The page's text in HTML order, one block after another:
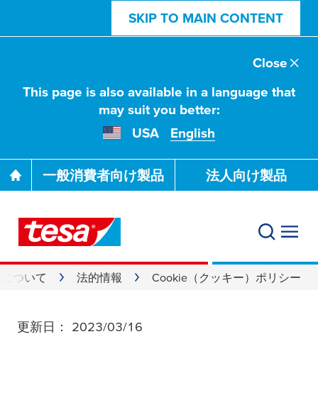
SKIP TO MAIN CONTENT
This page is also available in a language that
may suit you better:
USA
English
Close
一般消費者向け製品 法人向け製品
ついて 法的情報 Cookie（クッキー）ポリシー
更新日： 2023/03/16